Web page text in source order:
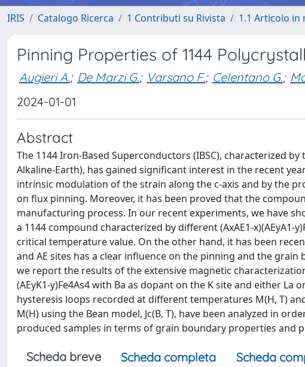
IRIS Catalogo Ricerca 1 Contributi su Rivista 1.1 Articolo in
Pinning Properties of 1144
Augieri A.; De Marzi G.; Varsano F.; Celentano G.;
2024-01-01
Abstract
The 1144 Iron-Based Superconductors (IBSC), characterized by
Alkaline-Earth), has gained significant interest in the recent
intrinsic modulation of the strain along the c-axis and by the
on flux pinning. Moreover, it has been proved that the
manufacturing process. In our recent experiments, we have
a 1144 compound characterized by different (AxAE1-
critical temperature value. On the other hand, it has been
and AE sites has a clear influence on the pinning and the
we report the results of the extensive magnetic
(AEyK1-y)Fe4As4 with Ba as dopant on the K site and either
hysteresis loops recorded at different temperatures M(H, T)
M(H) using the Bean model, Jc(B, T), have been analyzed in
produced samples in terms of grain boundary properties and
Scheda breve Scheda completa Scheda